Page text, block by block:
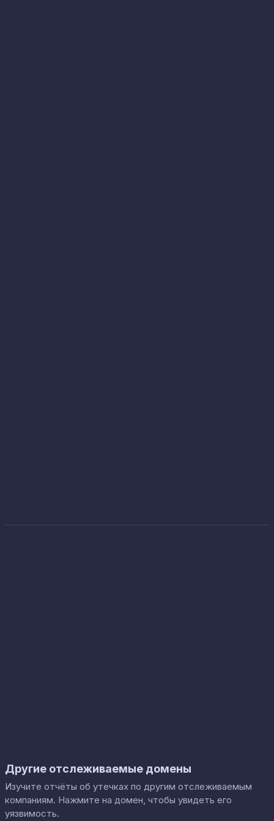
Другие отслеживаемые домены
Изучите отчёты об утечках по другим отслеживаемым
компаниям. Нажмите на домен, чтобы увидеть его
уязвимость.